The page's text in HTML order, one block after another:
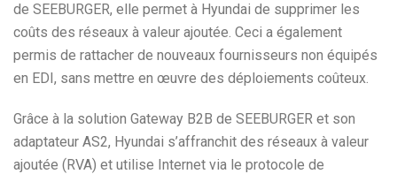
de SEEBURGER, elle permet à Hyundai de supprimer les
coûts des réseaux à valeur ajoutée. Ceci a également
permis de rattacher de nouveaux fournisseurs non équipés
en EDI, sans mettre en œuvre des déploiements coûteux.
Grâce à la solution Gateway B2B de SEEBURGER et son
adaptateur AS2, Hyundai s’affranchit des réseaux à valeur
ajoutée (RVA) et utilise Internet via le protocole de